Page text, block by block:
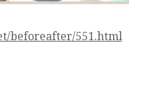
beforeafter/551.html